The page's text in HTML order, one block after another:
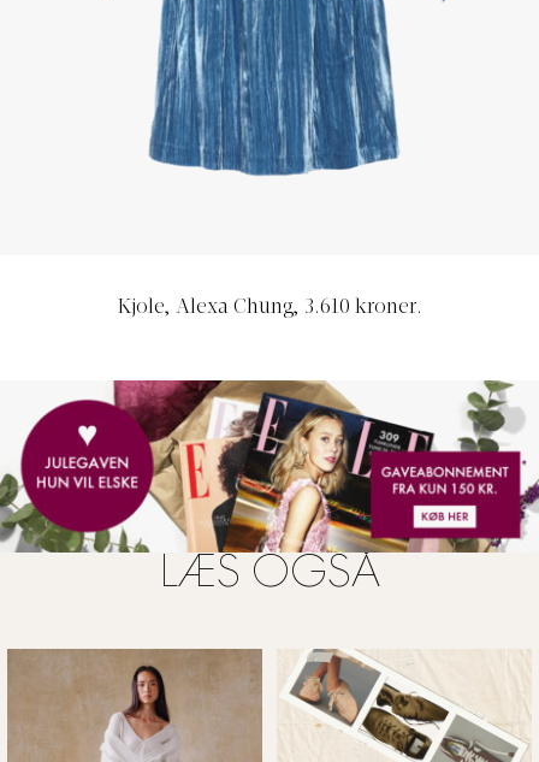
Kjole, Alexa Chung, 3.610 kroner.
LÆS OGSÅ